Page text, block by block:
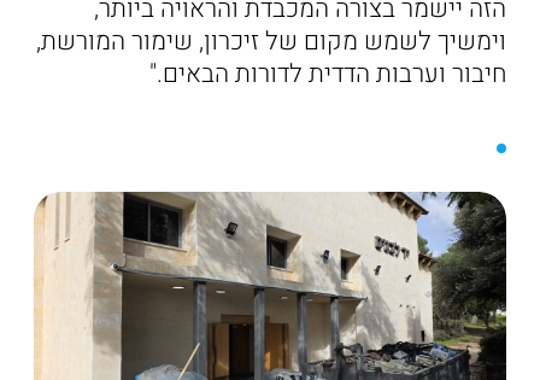
הזה יישמר בצורה המכבדת והראויה ביותר,
וימשיך לשמש מקום של זיכרון, שימור המורשת,
חיבור וערבות הדדית לדורות הבאים."